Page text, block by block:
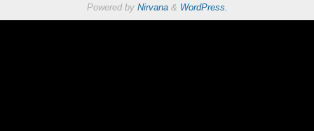
Powered by Nirvana& WordPress.